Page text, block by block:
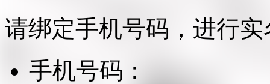
请绑定手机号码，进行
手机号码：